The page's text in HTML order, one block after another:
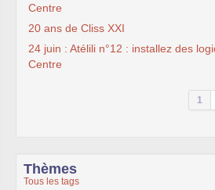
Centre
20 ans de Cliss XXI
24 juin : Atélili n°12 : installez des
Centre
1
Thèmes
Tous les tags